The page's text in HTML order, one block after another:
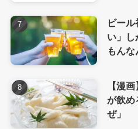
ビー
い」
もんな
【漫
が飲め
ぜ」